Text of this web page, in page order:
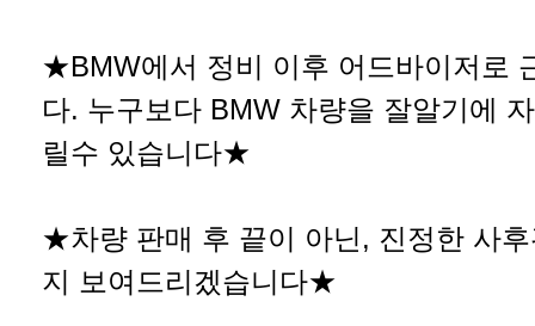
★BMW에서 정비 이후 어드바이저로
다. 누구보다 BMW 차량을 잘알기에
릴수 있습니다★
★차량 판매 후 끝이 아닌, 진정한 사
지 보여드리겠습니다★